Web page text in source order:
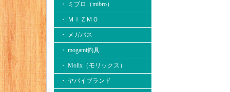
・ ミブロ（mibro）
・ ＭＩＺＭＯ
・ メガバス
・ mogami釣具
・ Molix（モリックス）
・ ヤバイブランド